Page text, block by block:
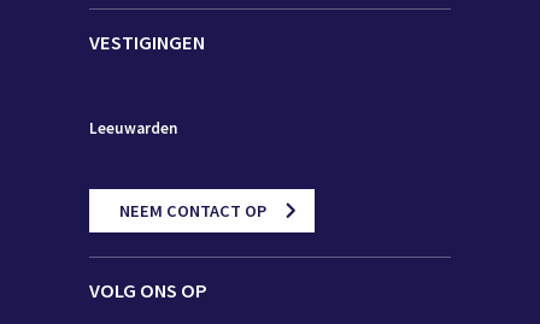
VESTIGINGEN
Leeuwarden
NEEM CONTACT OP
VOLG ONS OP